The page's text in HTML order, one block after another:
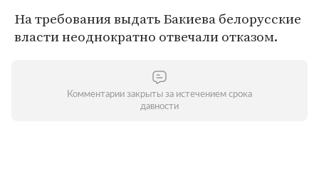
На требования выдать Бакиева белорусские
власти неоднократно отвечали отказом.
Комментарии закрыты за истечением срока
давности